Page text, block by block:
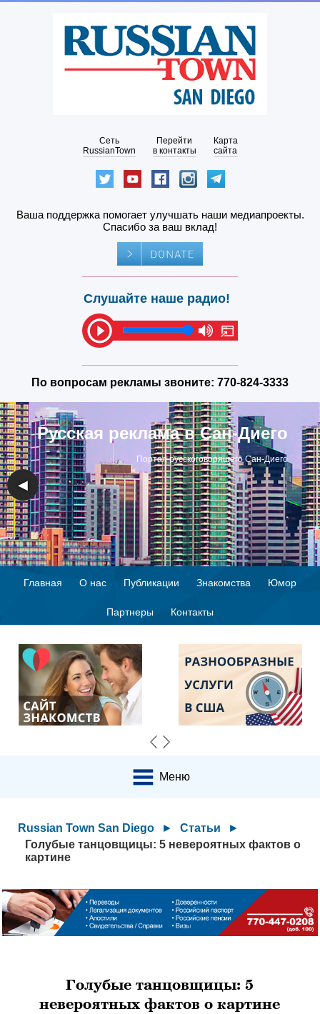
Сеть
RussianTown
Перейти
в контакты
Карта
сайта
Ваша поддержка помогает улучшать наши медиапроекты.
Спасибо за ваш вклад!
Слушайте наше радио!
По вопросам рекламы звоните: 770-824-3333
Русская реклама в Сан-Диего
Портал русскоговорящего Сан-Диего
◀ ▶
Главная О нас Публикации Знакомства Юмор
Партнеры Контакты
Меню
Russian Town San Diego ► Статьи
►
Голубые танцовщицы: 5 невероятных фактов о
картине
Голубые танцовщицы: 5
невероятных фактов о картине